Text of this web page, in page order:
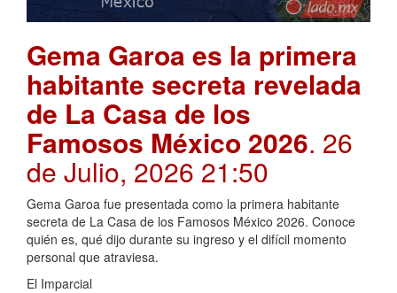
Gema Garoa es la primera
habitante secreta revelada
de La Casa de los
Famosos México 2026. 26
de Julio, 2026 21:50
Gema Garoa fue presentada como la primera habitante
secreta de La Casa de los Famosos México 2026. Conoce
quién es, qué dijo durante su ingreso y el difícil momento
personal que atraviesa.
El Imparcial